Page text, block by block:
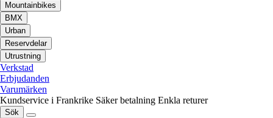
Mountainbikes
BMX
Urban
Reservdelar
Utrustning
Verkstad
Erbjudanden
Varumärken
Kundservice i Frankrike Säker betalning Enkla returer
Sök